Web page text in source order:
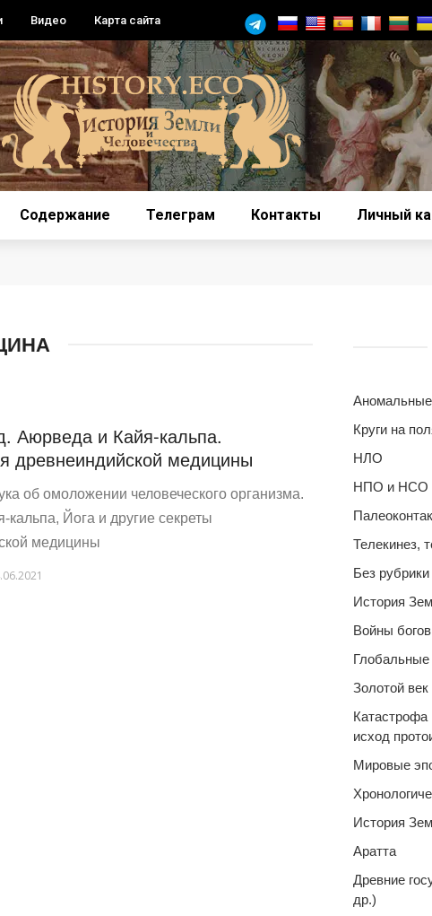
Видео Карта сайта
Содержание Телеграм Контакты Личный
Аюрведа и Кайя-кальпа.
древнеиндийской медицины
об омоложении человеческого организма.
кальпа, Йога и другие секреты
медицины
Аномальные
Круги на
НЛО
НПО и НСО
Телекинез,
Без рубрики
История
Войны
Золотой век
Катастрофа
исход
Мировые
История
Аратта
Древние
др.)